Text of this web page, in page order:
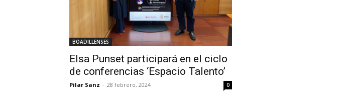
BOADILLENSES
Elsa Punset participará en el ciclo
de conferencias ‘Espacio Talento’
Pilar Sanz - 28 febrero, 2024 0